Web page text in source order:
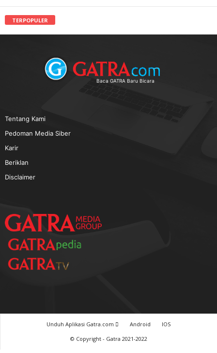
TERPOPULER
Baca GATRA Baru Bicara
Tentang Kami
Pedoman Media Siber
Karir
Beriklan
Disclaimer
Unduh Aplikasi Gatra.com Android
IOS
© Copyright - Gatra 2021-2022